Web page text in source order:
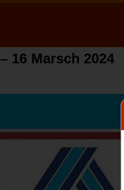
16 Marsch 2024